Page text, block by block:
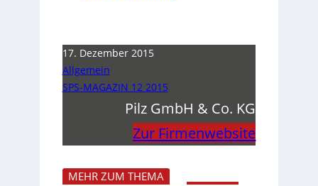
17. Dezember 2015
Allgemein
SPS-MAGAZIN 12 2015
Pilz GmbH & Co. KG
Zur Firmenwebsite
MEHR ZUM THEMA